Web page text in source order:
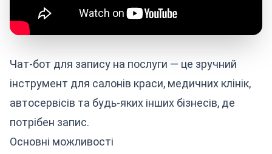
Чат-бот для запису на послуги — це зручний
інструмент для салонів краси, медичних клінік,
автосервісів та будь-яких інших бізнесів, де
потрібен запис.
Основні можливості